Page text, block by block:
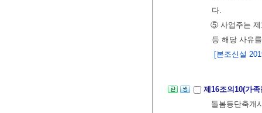
다.
⑤ 사업주는 제
등 해당 사유
[본조신설
제16조의10(가
돌봄등단축개